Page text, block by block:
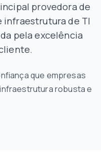
provedora de
infraestrutura de TI
pela excelência
que empresas
robusta e